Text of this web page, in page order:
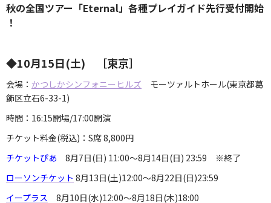
秋の全国ツアー「Eternal」各種プレイガイド先行受付開始​
！
◆10月15日(土) ［東京］
会場： かつしかシンフォニーヒルズ モーツァルトホール(東京都葛
飾区立石6-33-1)
時間：16:15開場/17:00開演
チケット料金(税込)：S席 8,800円
チケットぴあ 8月7日(日) 11:00～8月14日(日) 23:59 ※終了
ローソンチケット 8月13日(土)12:00～8月22日(日)23:59
イープラス 8月10日(水)12:00～8月18日(木)18:00